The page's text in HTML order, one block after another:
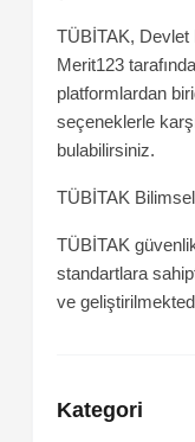
TÜBİTAK,
Merit123
platformlardan
seçeneklerle
bulabilirsiniz.
TÜBİTAK
TÜBİTAK
standartlara
ve
Kategori